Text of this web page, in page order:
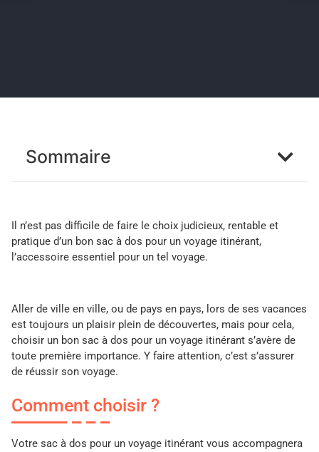
Sommaire
Il n’est pas difficile de faire le choix judicieux, rentable et
pratique d’un bon sac à dos pour un voyage itinérant,
l’accessoire essentiel pour un tel voyage.
Aller de ville en ville, ou de pays en pays, lors de ses vacances
est toujours un plaisir plein de découvertes, mais pour cela,
choisir un bon sac à dos pour un voyage itinérant s’avère de
toute première importance. Y faire attention, c’est s’assurer
de réussir son voyage.
Comment choisir ?
Votre sac à dos pour un voyage itinérant vous accompagnera